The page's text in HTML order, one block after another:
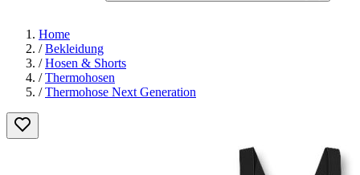
Home
/ Bekleidung
/ Hosen & Shorts
/ Thermohosen
/ Thermohose Next Generation